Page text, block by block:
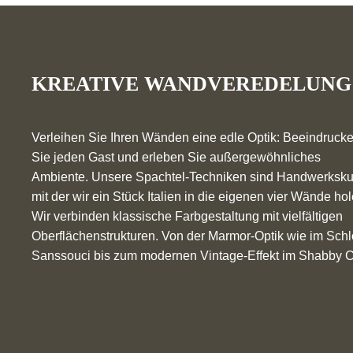
KREATIVE WANDVEREDELUNG
Verleihen Sie Ihren Wänden eine edle Optik:
Sie jeden Gast und erleben Sie außergewöhnliches
Ambiente. Unsere Spachtel-Techniken sind
mit der wir ein Stück Italien in die eigenen vier Wände
Wir verbinden klassische Farbgestaltung mit vielfältigen
Oberflächenstrukturen. Von der Marmor-Optik wie im
Sanssouci bis zum modernen Vintage-Effekt im Shabby